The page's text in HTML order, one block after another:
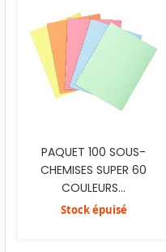
PAQUET 100 SOUS-
CHEMISES SUPER 60
COULEURS...
Stock épuisé